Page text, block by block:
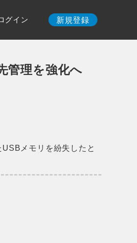
グイン 新規登録
管理を強化へ
メモリを紛失したと